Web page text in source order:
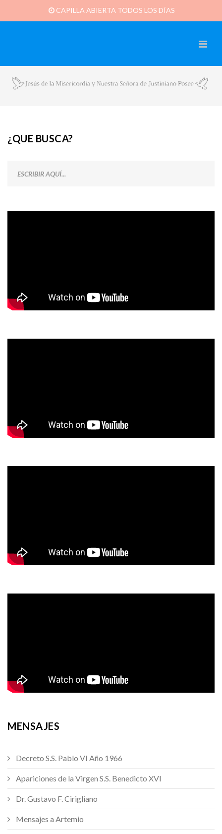
CAPILLA ABIERTA TODOS LOS DÍAS
¿QUE BUSCA?
MENSAJES
Decreto S.S. Pablo VI Año 1966
Apariciones de la Virgen S.S. Benedicto XVI
Dr. Gustavo F. Cirigliano
Mensajes a Artemio